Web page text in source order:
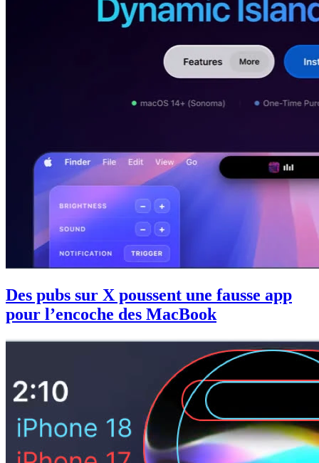
Des pubs sur X poussent une fausse app
pour l’encoche des MacBook